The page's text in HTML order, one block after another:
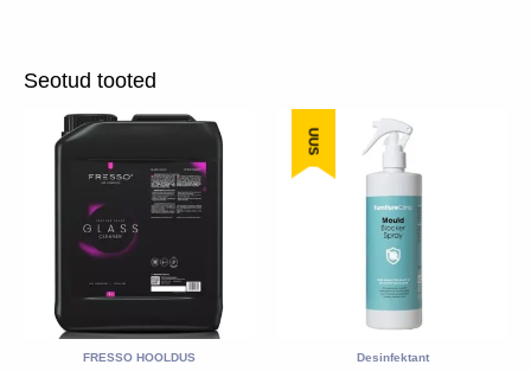
Seotud tooted
FRESSO HOOLDUS
Sellel
on
mitu
saab
teha
toote
lehel
UUS
Desinfektant